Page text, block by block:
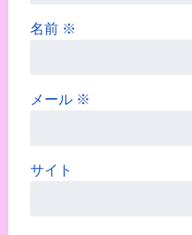
名前 ※
メール ※
サイト